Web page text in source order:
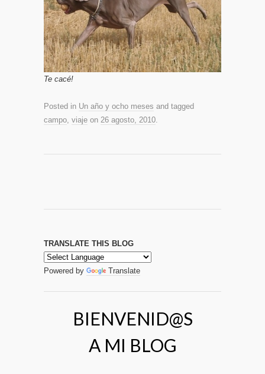
Te cacé!
Posted in Un año y ocho meses and tagged
campo, viaje on 26 agosto, 2010.
TRANSLATE THIS BLOG
Powered by Translate
BIENVENID@S
A MI BLOG